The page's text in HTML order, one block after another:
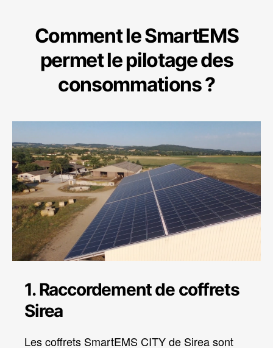
Comment le SmartEMS
permet le pilotage des
consommations ?
1. Raccordement de coffrets
Sirea
Les coffrets SmartEMS CITY de Sirea sont